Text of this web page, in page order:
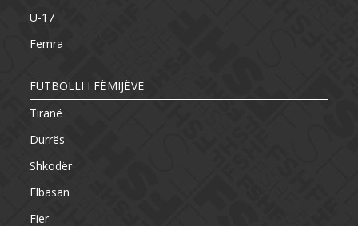
U-17
Femra
FUTBOLLI I FËMIJËVE
Tiranë
Durrës
Shkodër
Elbasan
Fier